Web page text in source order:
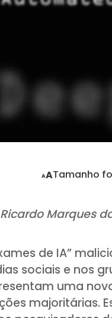
AATamanho
Marques
de IA”
sociais e nos
uma
majoritárias.